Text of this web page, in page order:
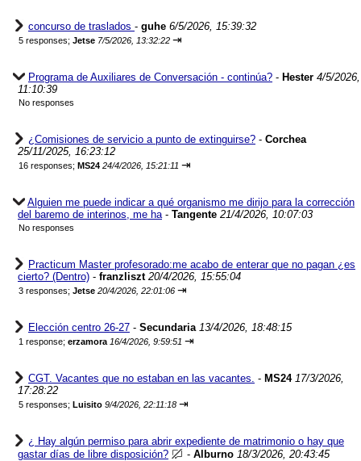
concurso de traslados - guhe 6/5/2026, 15:39:32
5 responses; Jetse 7/5/2026, 13:32:22 ⇥
Programa de Auxiliares de Conversación - continúa? - Hester 4/5/2026,
11:10:39
No responses
¿Comisiones de servicio a punto de extinguirse? - Corchea
25/11/2025, 16:23:12
16 responses; MS24 24/4/2026, 15:21:11 ⇥
Alguien me puede indicar a qué organismo me dirijo para la corrección
del baremo de interinos, me ha- Tangente 21/4/2026, 10:07:03
No responses
Practicum Master profesorado:me acabo de enterar que no pagan ¿es
cierto? (Dentro) - franzliszt 20/4/2026, 15:55:04
3 responses; Jetse 20/4/2026, 22:01:06 ⇥
Elección centro 26-27 - Secundaria 13/4/2026, 18:48:15
1 response; erzamora 16/4/2026, 9:59:51 ⇥
CGT. Vacantes que no estaban en las vacantes. - MS24 17/3/2026,
17:28:22
5 responses; Luisito 9/4/2026, 22:11:18 ⇥
¿ Hay algún permiso para abrir expediente de matrimonio o hay que
gastar días de libre disposición?
- Alburno 18/3/2026, 20:43:45